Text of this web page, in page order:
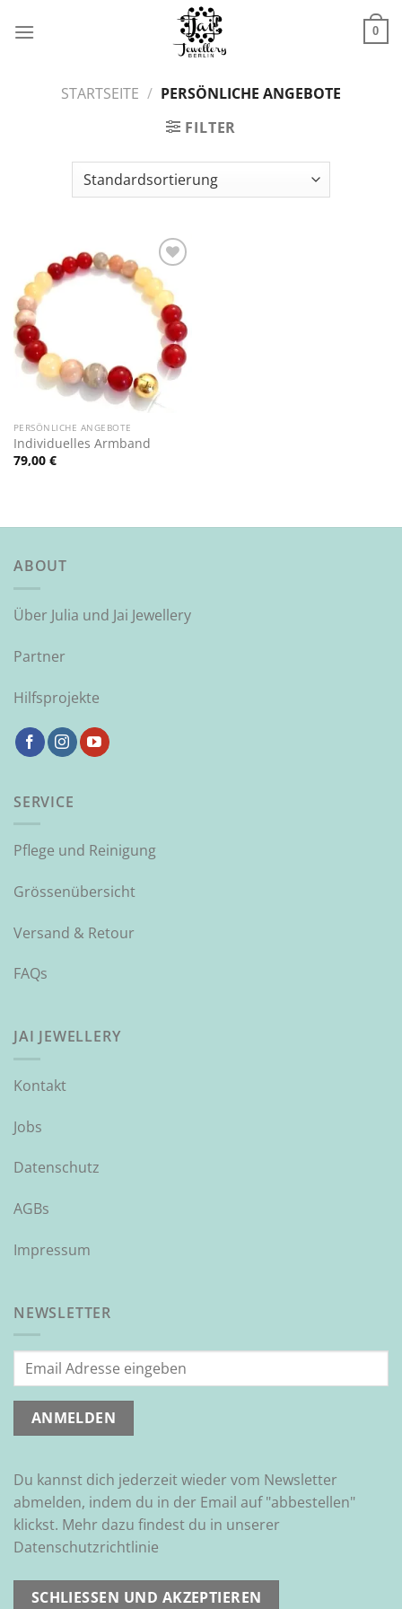
Inhalt
0
STARTSEITE / PERSÖNLICHE ANGEBOTE
FILTER
Zur
Wunschliste
hinzufügen
PERSÖNLICHE ANGEBOTE
Individuelles Armband
79,00 €
ABOUT
Über Julia und Jai Jewellery
Partner
Hilfsprojekte
SERVICE
Pflege und Reinigung
Grössenübersicht
Versand & Retour
FAQs
JAI JEWELLERY
Kontakt
Jobs
Datenschutz
AGBs
Impressum
NEWSLETTER
Du kannst dich jederzeit wieder vom Newsletter
abmelden, indem du in der Email auf "abbestellen"
klickst. Mehr dazu findest du in unserer
Datenschutzrichtlinie